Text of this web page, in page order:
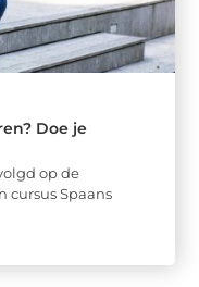
Doe je
op de
cursus Spaans